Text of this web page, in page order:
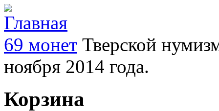
69 монет Тверской
ноября 2014 года.
Корзина